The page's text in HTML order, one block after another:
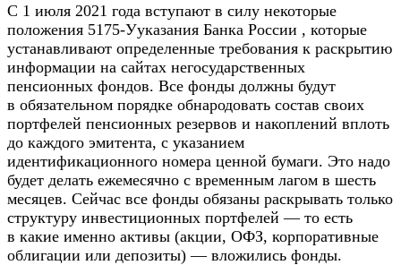
С 1 июля 2021 года вступают в силу некоторые
положения 5175-Ууказания Банка России , которые
устанавливают определенные требования к раскрытию
информации на сайтах негосударственных
пенсионных фондов. Все фонды должны будут
в обязательном порядке обнародовать состав своих
портфелей пенсионных резервов и накоплений вплоть
до каждого эмитента, с указанием
идентификационного номера ценной бумаги. Это надо
будет делать ежемесячно с временным лагом в шесть
месяцев. Сейчас все фонды обязаны раскрывать только
структуру инвестиционных портфелей — то есть
в какие именно активы (акции, ОФЗ, корпоративные
облигации или депозиты) — вложились фонды.